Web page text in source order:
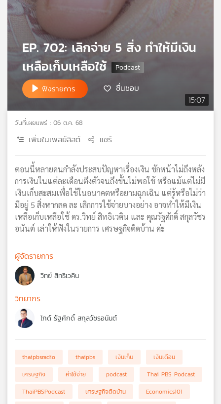
เครือ
ข่าย
วิทยุ
แผนที่
วิทยุ
15:07
EP. 702: เลิกจ่าย 5 สิ่ง ทำให้มีเงิน
เหลือเก็บเหลือใช้
ฟังรายการ ชื่นชอบ
วันที่เผยแพร่ : 06 ต.ค. 68
เพิ่มในเพลย์ลิสต์ แชร์
ตอนนี้หลายคนกำลังประสบปัญหาเรื่องเงิน ชักหน้าไม่ถึงหลัง
การเงินในแต่ละเดือนตึงตัวจนถึงขั้นไม่พอใช้ หรือแม้แต่ไม่มี
เงินเก็บสะสมเพื่อใช้ในอนาคตหรือยามฉุกเฉิน แต่รู้หรือไม่ว่า
มีอยู่ 5 สิ่งหากลด ละ เลิกการใช้จ่ายบางอย่าง อาจทำให้มีเงิน
เหลือเก็บเหลือใช้ ดร.วิทย์ สิทธิเวคิน และ คุณรัฐศักดิ์ สกุลวัชร
อนันต์ เล่าให้ฟังในรายการ เศรษฐกิจติดบ้าน ค่ะ
ผู้จัดรายการ
วิทย์ สิทธิเวคิน
วิทยากร
ไกด์ รัฐศักดิ์ สกุลวัชรอนันต์
thaipbsradio thaipbs เงินเก็บ
เงินเดือน
เศรษฐกิจ
ค่าใช้จ่าย podcast
Thai PBS Podcast
ThaiPBSPodcast
เศรษฐกิจติดบ้าน
Economics101